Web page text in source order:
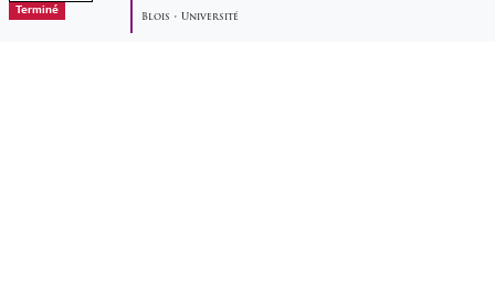
Terminé
Blois • Université